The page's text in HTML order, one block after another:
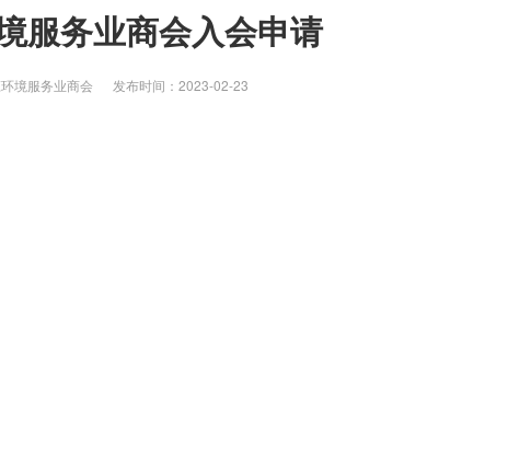
服务业商会入会申请
境服务业商会 发布时间：2023-02-23